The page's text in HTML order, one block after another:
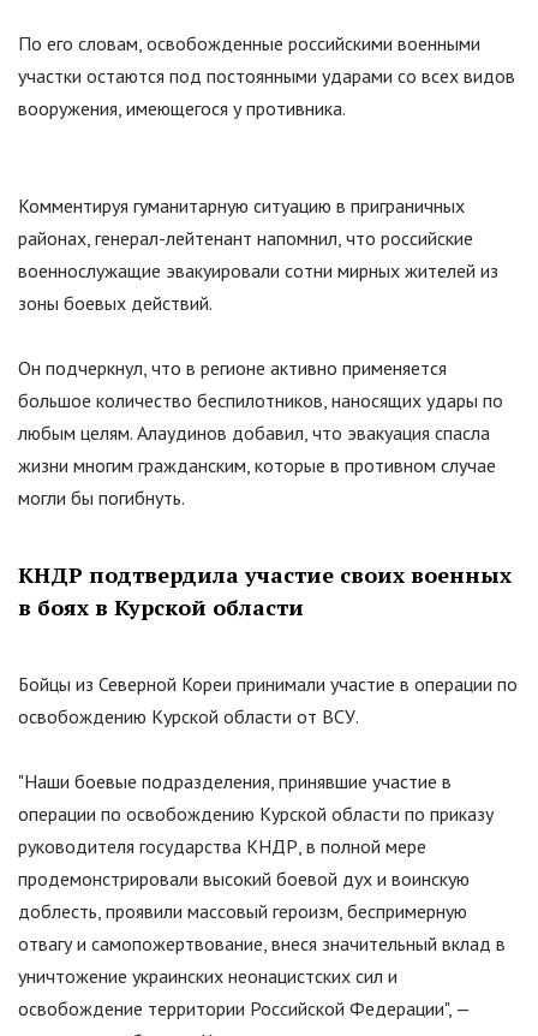
По его словам, освобожденные российскими военными
участки остаются под постоянными ударами со всех видов
вооружения, имеющегося у противника.
Комментируя гуманитарную ситуацию в приграничных
районах, генерал-лейтенант напомнил, что российские
военнослужащие эвакуировали сотни мирных жителей из
зоны боевых действий.
Он подчеркнул, что в регионе активно применяется
большое количество беспилотников, наносящих удары по
любым целям. Алаудинов добавил, что эвакуация спасла
жизни многим гражданским, которые в противном случае
могли бы погибнуть.
КНДР подтвердила участие своих военных
в боях в Курской области
Бойцы из Северной Кореи принимали участие в операции по
освобождению Курской области от ВСУ.
"Наши боевые подразделения, принявшие участие в
операции по освобождению Курской области по приказу
руководителя государства КНДР, в полной мере
продемонстрировали высокий боевой дух и воинскую
доблесть, проявили массовый героизм, беспримерную
отвагу и самопожертвование, внеся значительный вклад в
уничтожение украинских неонацистских сил и
освобождение территории Российской Федерации", —